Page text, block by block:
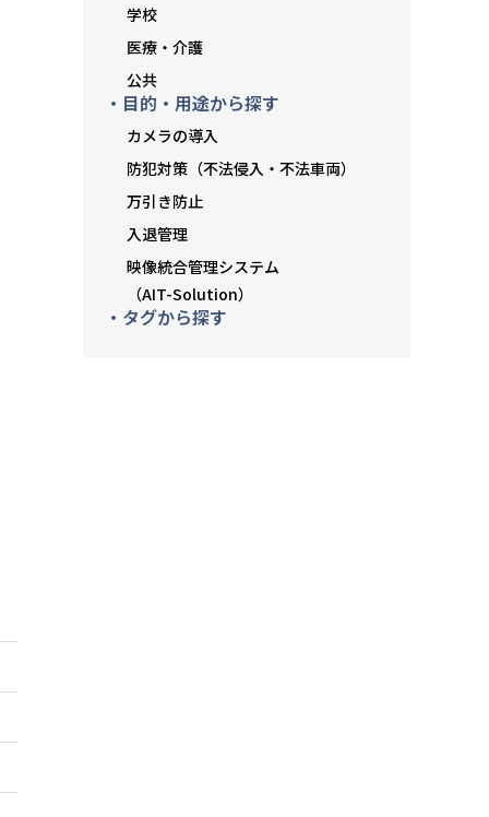
学校
医療・介護
公共
・目的・用途から探す
カメラの導入
防犯対策（不法侵入・不法車両）
万引き防止
入退管理
映像統合管理システム
（AIT-Solution）
・タグから探す